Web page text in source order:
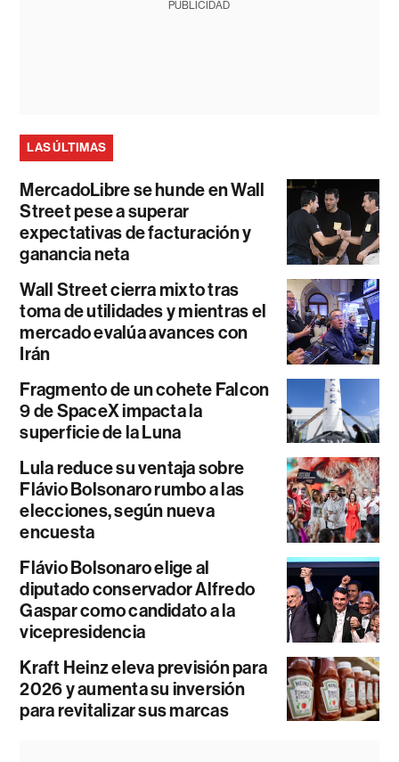
PUBLICIDAD
LAS ÚLTIMAS
MercadoLibre se hunde en Wall
Street pese a superar
expectativas de facturación y
ganancia neta
Wall Street cierra mixto tras
toma de utilidades y mientras el
mercado evalúa avances con
Irán
Fragmento de un cohete Falcon
9 de SpaceX impacta la
superficie de la Luna
Lula reduce su ventaja sobre
Flávio Bolsonaro rumbo a las
elecciones, según nueva
encuesta
Flávio Bolsonaro elige al
diputado conservador Alfredo
Gaspar como candidato a la
vicepresidencia
Kraft Heinz eleva previsión para
2026 y aumenta su inversión
para revitalizar sus marcas